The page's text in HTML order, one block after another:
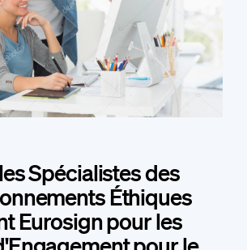
Spécialistes des
Éthiques
Eurosign pour les